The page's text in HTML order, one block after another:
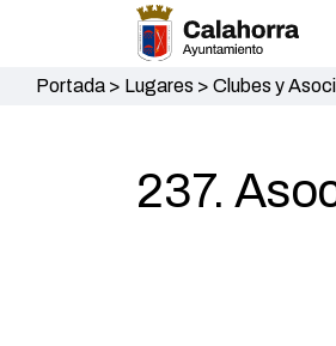
Portada> Lugares > Clubes y
237.